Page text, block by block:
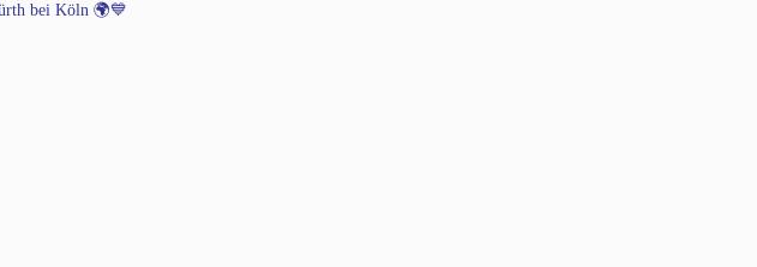
bei Köln 🌍💙